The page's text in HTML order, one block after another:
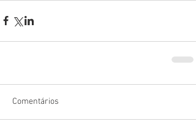
Comentários